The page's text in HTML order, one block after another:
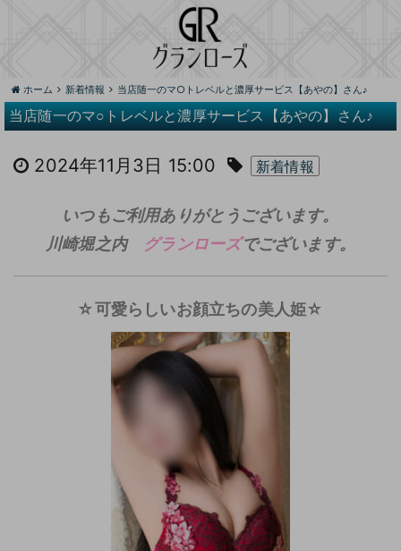
ホーム 新着情報 当店随一のマ○トレベルと濃厚サービス【あやの】さん♪
当店随一のマ○トレベルと濃厚サービス【あやの】さん♪
2024年11月3日 15:00 新着情報
いつもご利用ありがとうございます。
川崎堀之内
グランローズでございます。
☆可愛らしいお顔立ちの美人姫☆